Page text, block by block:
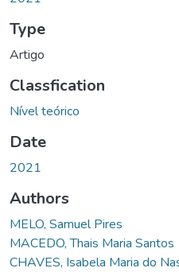
Type
Artigo
Classfication
Nível teórico
Date
2021
Authors
MELO, Samuel Pires
MACEDO, Thais Maria Santos
CHAVES, Isabela Maria do